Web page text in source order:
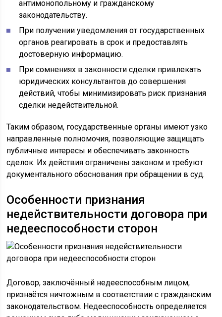
антимонопольному и гражданскому
законодательству.
При получении уведомления от государственных
органов реагировать в срок и предоставлять
достоверную информацию.
При сомнениях в законности сделки привлекать
юридических консультантов до совершения
действий, чтобы минимизировать риск признания
сделки недействительной.
Таким образом, государственные органы имеют узко
направленные полномочия, позволяющие защищать
публичные интересы и обеспечивать законность
сделок. Их действия ограничены законом и требуют
документального обоснования при обращении в суд.
Особенности признания
недействительности договора при
недееспособности сторон
Договор, заключённый недееспособным лицом,
признаётся ничтожным в соответствии с гражданским
законодательством. Недееспособность определяется